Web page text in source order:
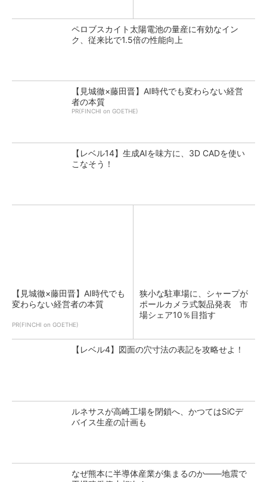
ペロブスカイト太陽電池の量産に有効なイン
ク、従来比で1.5倍の性能向上
【見城徹×藤田晋】AI時代でも変わらない経営
者の本質
PR(FINCHI on GOETHE)
【レベル14】生成AIを味方に、3D CADを使い
こなそう！
【見城徹×藤田晋】AI時代でも
変わらない経営者の本質
PR(FINCHI on GOETHE)
狭小な駐車場に、シャープが
ポールカメラ式製品発表 市
場シェア10％目指す
【レベル4】図面の穴寸法の表記を攻略せよ！
ルネサスが高崎工場を閉鎖へ、かつてはSiCデ
バイス生産の計画も
なぜ熊本に半導体産業が集まるのか――地震で